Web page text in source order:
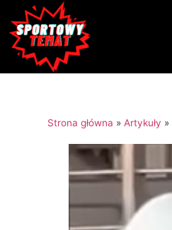
Strona główna » Artykuły »